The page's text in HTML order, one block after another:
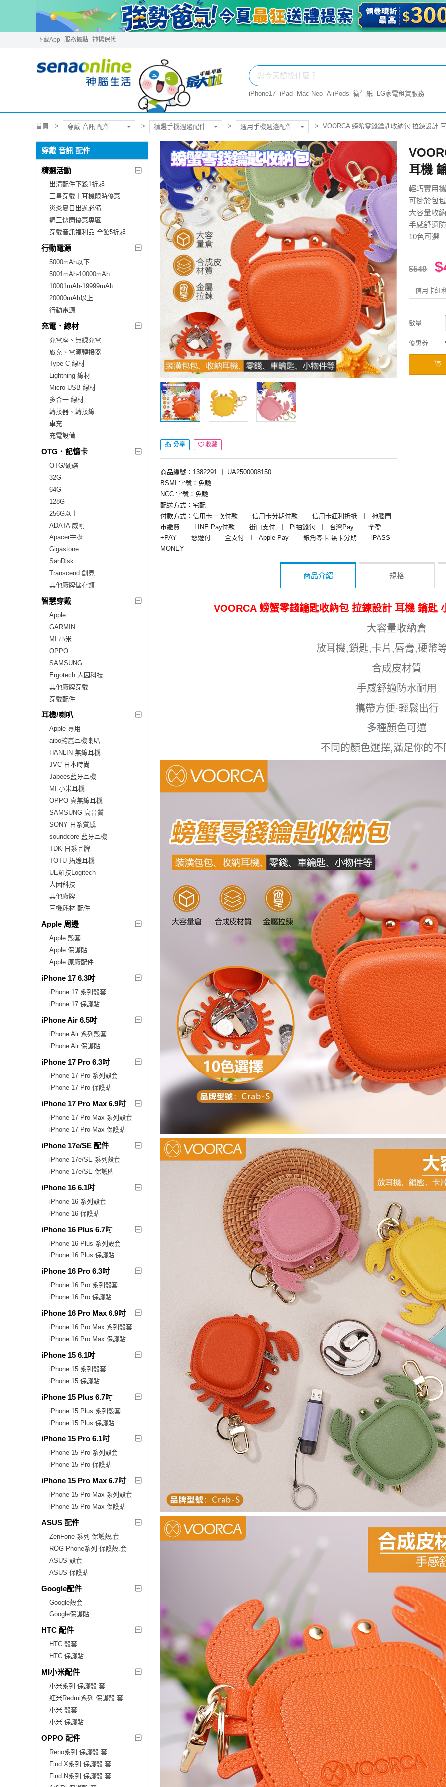
下載App 服務據點 神揚保代
iPhone17 iPad Mac Neo AirPods 衛生紙 LG家電租賃服務
首頁 穿戴 音訊 配件 精選手機週邊配件 通用手機週邊配件 VOORCA 螃蟹零錢鑰匙收納包 拉鍊設計
穿戴 音訊 配件
精選活動
出清配件下殺1折起
三星穿戴｜耳機限時優惠
炎炎夏日出遊必備
週三快閃優惠專區
穿戴音訊福利品 全館5折起
行動電源
5000mAh以下
5001mAh-10000mAh
10001mAh-19999mAh
20000mAh以上
行動電源
充電．線材
充電座、無線充電
旅充、電源轉接器
Type C 線材
Lightning 線材
Micro USB 線材
多合一 線材
轉接器、轉接線
車充
充電設備
OTG．記憶卡
OTG/硬碟
32G
64G
128G
256G以上
ADATA 威剛
Apacer宇瞻
Gigastone
SanDisk
Transcend 創見
其他廠牌儲存類
智慧穿戴
Apple
GARMIN
MI 小米
OPPO
SAMSUNG
Ergotech 人因科技
其他廠牌穿戴
穿戴配件
耳機/喇叭
Apple 專用
aibo鈞嵐耳機喇叭
HANLIN 無線耳機
JVC 日本時尚
Jabees藍牙耳機
MI 小米耳機
OPPO 真無線耳機
SAMSUNG 高音質
SONY 日系質感
soundcore 藍牙耳機
TDK 日系品牌
TOTU 拓途耳機
UE羅技Logitech
人因科技
其他廠牌
耳機耗材.配件
Apple 周邊
Apple 殼套
Apple 保護貼
Apple 原廠配件
iPhone 17 6.3吋
iPhone 17 系列殼套
iPhone 17 保護貼
iPhone Air 6.5吋
iPhone Air 系列殼套
iPhone Air 保護貼
iPhone 17 Pro 6.3吋
iPhone 17 Pro 系列殼套
iPhone 17 Pro 保護貼
iPhone 17 Pro Max 6.9吋
iPhone 17 Pro Max 系列殼套
iPhone 17 Pro Max 保護貼
iPhone 17e/SE 配件
iPhone 17e/SE 系列殼套
iPhone 17e/SE 保護貼
iPhone 16 6.1吋
iPhone 16 系列殼套
iPhone 16 保護貼
iPhone 16 Plus 6.7吋
iPhone 16 Plus 系列殼套
iPhone 16 Plus 保護貼
iPhone 16 Pro 6.3吋
iPhone 16 Pro 系列殼套
iPhone 16 Pro 保護貼
iPhone 16 Pro Max 6.9吋
iPhone 16 Pro Max 系列殼套
iPhone 16 Pro Max 保護貼
iPhone 15 6.1吋
iPhone 15 系列殼套
iPhone 15 保護貼
iPhone 15 Plus 6.7吋
iPhone 15 Plus 系列殼套
iPhone 15 Plus 保護貼
iPhone 15 Pro 6.1吋
iPhone 15 Pro 系列殼套
iPhone 15 Pro 保護貼
iPhone 15 Pro Max 6.7吋
iPhone 15 Pro Max 系列殼套
iPhone 15 Pro Max 保護貼
ASUS 配件
ZenFone 系列 保護殼.套
ROG Phone系列 保護殼.套
ASUS 殼套
ASUS 保護貼
Google配件
Google殼套
Google保護貼
HTC 配件
HTC 殼套
HTC 保護貼
MI小米配件
小米系列 保護殼.套
紅米Redmi系列 保護殼.套
小米 殼套
小米 保護貼
OPPO 配件
Reno系列 保護殼.套
Find X系列 保護殼.套
Find N系列 保護殼.套
分享 收藏
商品編號：1382291 ︱
UA2500008150
BSMI 字號：免驗
NCC 字號：免驗
配送方式：宅配
付款方式：信用卡一次付款
︱ 信用卡分期付款 ︱ 信用卡紅利折抵 ︱
神腦門
市繳費
︱ LINE Pay付款 ︱ 街口支付 ︱ Pi拍錢包 ︱ 台灣Pay ︱
全盈
+PAY
︱ 悠遊付 ︱ 全支付 ︱ Apple Pay ︱ 銀角零卡-無卡分期 ︱
iPASS
MONEY
耳機
輕巧實用
可掛於包
大容量收
手感舒適
10色可選
$549
信用卡紅
數量
優惠券
商品介紹 規格
VOORCA 螃蟹零錢鑰匙收納包 拉鍊設計 耳機 鑰匙
大容量收納倉
放耳機,鎖匙,卡片,唇膏,硬幣
合成皮材質
手感舒適防水耐用
攜帶方便·輕鬆出行
多種顏色可選
不同的顏色選擇,滿足你的不